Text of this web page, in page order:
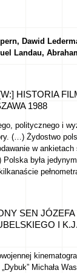
Dawid
Landau,
HISTORIA
1988
politycznego i
(…) Żydostwo
w
była
SEN
I
Michała